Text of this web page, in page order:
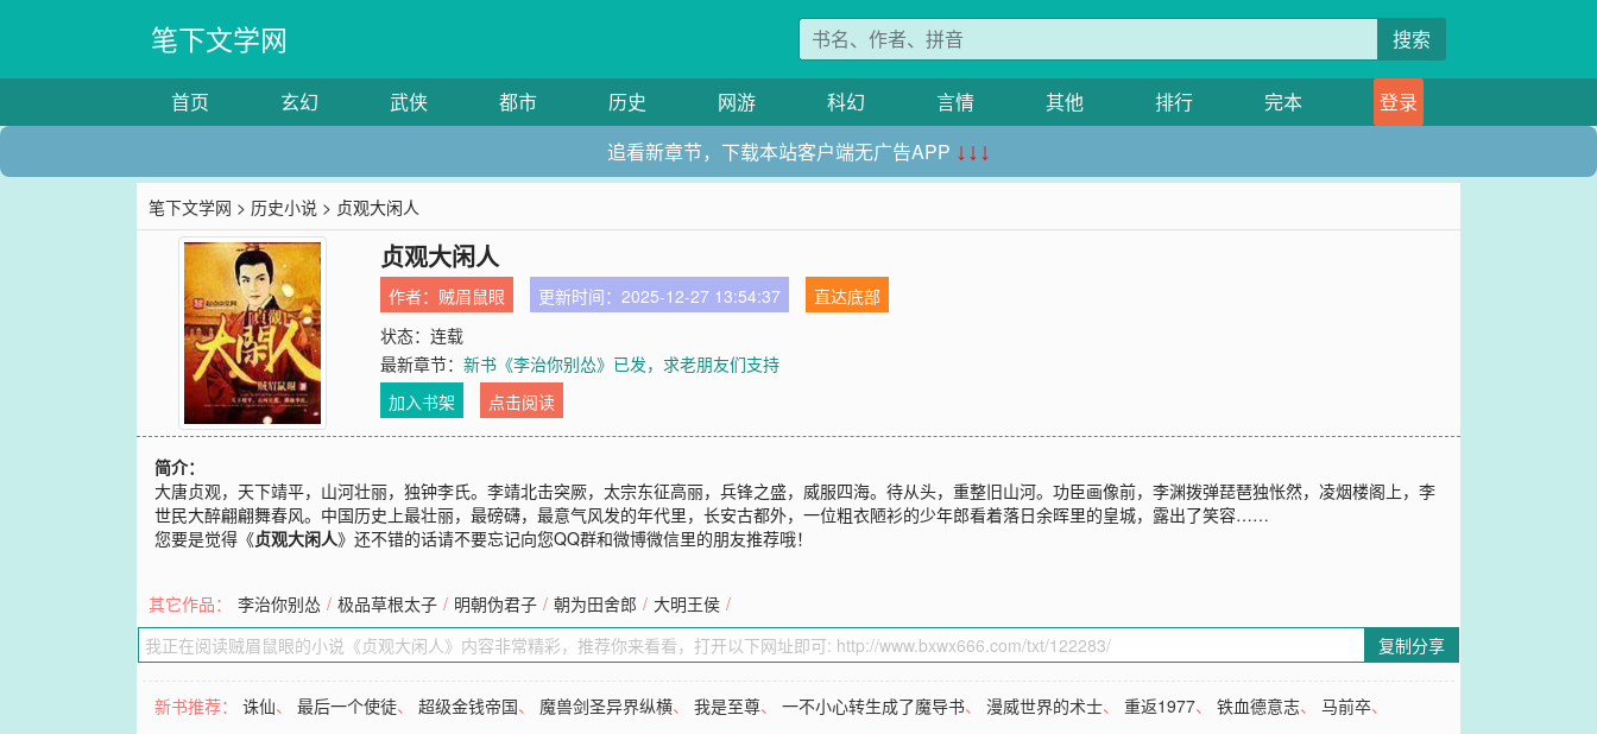
笔下文学网 搜索
首页 玄幻 武侠 都市 历史 网游 科幻 言情 其他 排行 完本
登录
追看新章节，下载本站客户端无广告APP ↓↓↓
笔下文学网 > 历史小说 > 贞观大闲人
贞观大闲人
作者： 贼眉鼠眼 更新时间：2025-12-27 13:54:37
直达底部
状态：连载
最新章节：新书《李治你别怂》已发，求老朋友们支持
加入书架
点击阅读
简介：
大唐贞观，天下靖平，山河壮丽，独钟李氏。李靖北击突厥，太宗东征高丽，兵锋之盛，威服四海。待从头，重整旧山河。功臣画像前，李渊拨弹琵琶独怅然，凌烟楼阁上，李
世民大醉翩翩舞春风。中国历史上最壮丽，最磅礴，最意气风发的年代里，长安古都外，一位粗衣陋衫的少年郎看着落日余晖里的皇城，露出了笑容……
您要是觉得《贞观大闲人》还不错的话请不要忘记向您QQ群和微博微信里的朋友推荐哦！
其它作品： 李治你别怂 / 极品草根太子 / 明朝伪君子 / 朝为田舍郎 / 大明王侯 /
复制分享
新书推荐：诛仙、最后一个使徒、超级金钱帝国、 魔兽剑圣异界纵横、我是至尊、一不小心转生成了魔导书、漫威世界的术士、重返1977、铁血德意志、马前卒、